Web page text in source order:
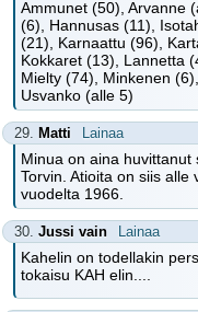
Ammunet (50), Arvanne
(6), Hannusas (11),
(21), Karnaattu (96),
Kokkaret (13), Lannetta
Mielty (74), Minkenen
Usvanko (alle 5)
29. Matti Lainaa
Minua on aina huvittanut
Torvin. Atioita on siis
vuodelta 1966.
30. Jussi vain Lainaa
Kahelin on todellakin
tokaisu KAH elin....